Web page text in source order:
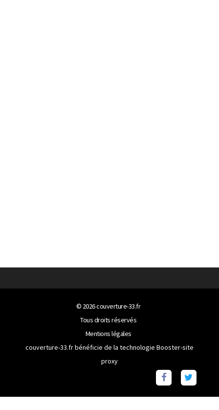
© 2026couverture-33.fr
Tous droits réservés
Mentions légales
couverture-33.fr bénéficie de la technologie Booster-site
proxy